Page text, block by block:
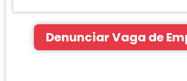
Denunciar Vaga de